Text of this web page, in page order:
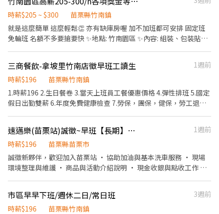
夜班津貼：$40/時 (23:30-03:30)
~*~*~*~*~*~*~*~*~*~*~*~*~*~*~*~*~*~ ❗每一個地區的名額有
限!! 請把握機會❗ 🛵・🛵・🛵・🛵・🛵・🛵・🛵・🛵・🛵 🧡心💛動💚
不💙如💜馬🤎上🖤行🤍動💖
~*~*~*~*~*~*~*~*~*~*~*~*~*~*~*~*~*~
時薪$205 ~ $300
苗栗縣竹南鎮
就是這麼簡單 這麼輕鬆👏 亦有缺庫房喔 加不加班都可安排 固定班
免輪班 名額不多要搶要快 ✨地點: 竹南園區 ✨內容: 組裝、包裝貼標
金12000 簡單工作環境單純 ✨完整教育訓練(無經驗可) ✨免費停車
✨固定班別 洽詢：0965353862
三商餐飲-拿坡里竹南店徵早班工讀生
1週前
時薪$196
苗栗縣竹南鎮
1.時薪196 2.生日餐卷 3.當天上班員工餐優惠價格 4.彈性排班 5.國定
假日出勤雙薪 6.年度免費健康檢查 7.勞保，團保，健保，勞工退休
速邁樂(苗栗站)誠徵~早班【長期】♾️時薪制服務員
1週前
時薪$196
苗栗縣苗栗市
誠徵新夥伴，歡迎加入苗栗站 • 協助加油與基本洗車服務 • 現場
環境整理與維護 • 商品與活動介紹說明 • 現金收銀與點收工作 我
1500
市區早早下班/週休二日/常日班
3週前
時薪$196
苗栗縣竹南鎮